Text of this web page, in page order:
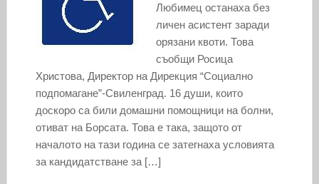
Любимец останаха без
личен асистент заради
орязани квоти. Това
съобщи Росица
Христова, Директор на Дирекция “Социално
подпомагане”-Свиленград. 16 души, които
доскоро са били домашни помощници на болни,
отиват на Борсата. Това е така, защото от
началото на тази година се затегнаха условията
за кандидатстване за […]